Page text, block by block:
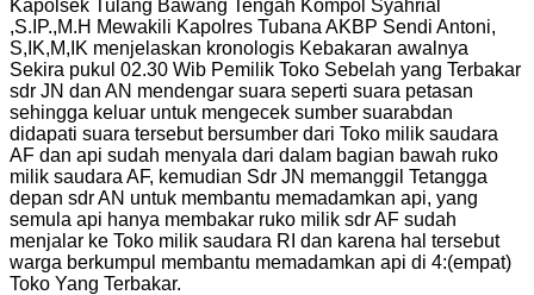
Kapolsek Tulang Bawang Tengah Kompol Syahrial
,S.IP.,M.H Mewakili Kapolres Tubana AKBP Sendi Antoni,
S,IK,M,IK menjelaskan kronologis Kebakaran awalnya
Sekira pukul 02.30 Wib Pemilik Toko Sebelah yang Terbakar
sdr JN dan AN mendengar suara seperti suara petasan
sehingga keluar untuk mengecek sumber suarabdan
didapati suara tersebut bersumber dari Toko milik saudara
AF dan api sudah menyala dari dalam bagian bawah ruko
milik saudara AF, kemudian Sdr JN memanggil Tetangga
depan sdr AN untuk membantu memadamkan api, yang
semula api hanya membakar ruko milik sdr AF sudah
menjalar ke Toko milik saudara RI dan karena hal tersebut
warga berkumpul membantu memadamkan api di 4:(empat)
Toko Yang Terbakar.